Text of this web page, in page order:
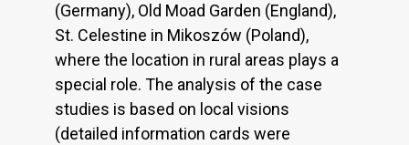
(Germany), Old Moad Garden (England),
St. Celestine in Mikoszów (Poland),
where the location in rural areas plays a
special role. The analysis of the case
studies is based on local visions
(detailed information cards were